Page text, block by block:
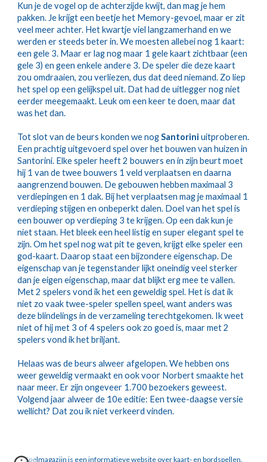
Kun je de vogel op de achterzijde kwijt, dan mag je hem
pakken. Je krijgt een beetje het Memory-gevoel, maar er zit
veel meer achter. Het kwartje viel langzamerhand en we
werden er steeds beter in. We moesten allebei nog 1 kaart:
een gele 3. Maar er lag nog maar 1 gele kaart zichtbaar (een
gele 3) en geen enkele andere 3. De speler die deze kaart
zou omdraaien, zou verliezen, dus dat deed niemand. Zo liep
het spel op een gelijkspel uit. Dat had de uitlegger nog niet
eerder meegemaakt. Leuk om een keer te doen, maar dat
was het dan.
Tot slot van de beurs konden we nog Santorini uitproberen.
Een prachtig uitgevoerd spel over het bouwen van huizen in
Santorini. Elke speler heeft 2 bouwers en in zijn beurt moet
hij 1 van de twee bouwers 1 veld verplaatsen en daarna
aangrenzend bouwen. De gebouwen hebben maximaal 3
verdiepingen en 1 dak. Bij het verplaatsen mag je maximaal 1
verdieping stijgen en onbeperkt dalen. Doel van het spel is
een bouwer op verdieping 3 te krijgen. Op een dak kun je
niet staan. Het bleek een heel listig en super elegant spel te
zijn. Om het spel nog wat pit te geven, krijgt elke speler een
god-kaart. Daarop staat een bijzondere eigenschap. De
eigenschap van je tegenstander lijkt oneindig veel sterker
dan je eigen eigenschap, maar dat blijkt erg mee te vallen.
Met 2 spelers vond ik het een geweldig spel. Het is dat ik
niet zo vaak twee-speler spellen speel, want anders was
deze blindelings in de verzameling terechtgekomen. Ik weet
niet of hij met 3 of 4 spelers ook zo goed is, maar met 2
spelers vond ik het briljant.
Helaas was de beurs alweer afgelopen. We hebben ons
weer geweldig vermaakt en ook voor Norbert smaakte het
naar meer. Er zijn ongeveer 1.700 bezoekers geweest.
Volgend jaar alweer de 10e editie: Een twee-daagse versie
wellicht? Dat zou ik niet verkeerd vinden.
Spelmagazijn is een informatieve website over kaart- en bordspellen.